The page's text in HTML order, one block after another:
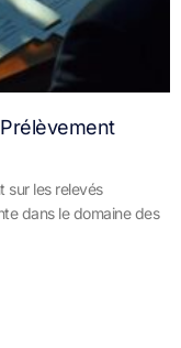
sur les relevés
dans le domaine des